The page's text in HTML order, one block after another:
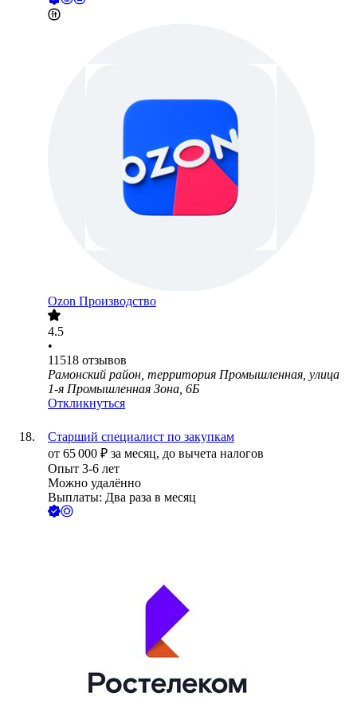
Ozon Производство
4.5
•
11518 отзывов
Рамонский район, территория Промышленная, улица
1-я Промышленная Зона, 6Б
Откликнуться
Старший специалист по закупкам
от 65 000 ₽ за месяц, до вычета налогов
Опыт 3-6 лет
Можно удалённо
Выплаты: Два раза в месяц